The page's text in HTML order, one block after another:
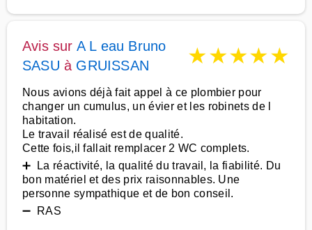
Avis sur A L eau Bruno
SASU à GRUISSAN ★★★★★
Nous avions déjà fait appel à ce plombier pour
changer un cumulus, un évier et les robinets de l
habitation.
Le travail réalisé est de qualité.
Cette fois,il fallait remplacer 2 WC complets.
➕ La réactivité, la qualité du travail, la fiabilité. Du
bon matériel et des prix raisonnables. Une
personne sympathique et de bon conseil.
➖ RAS